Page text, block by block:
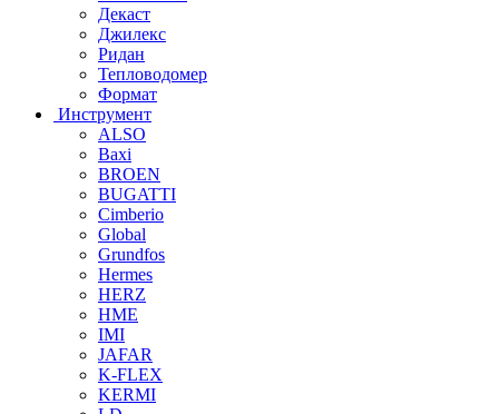
Декаст
Джилекс
Ридан
Тепловодомер
Формат
Инструмент
ALSO
Baxi
BROEN
BUGATTI
Cimberio
Global
Grundfos
Hermes
HERZ
HME
IMI
JAFAR
K-FLEX
KERMI